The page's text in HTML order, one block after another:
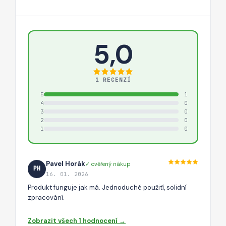
5,0
1 RECENZÍ
5
1
4
0
3
0
2
0
1
0
PH
Pavel Horák✓ ověřený nákup
16. 01. 2026
Produkt funguje jak má. Jednoduché použití, solidní
zpracování.
Zobrazit všech 1 hodnocení →